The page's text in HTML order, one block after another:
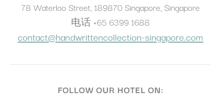
78 Waterloo Street,189870Singapore,Singapore
电话+65 6399 1688
contact@handwrittencollection-singapore.com
FOLLOW OUR HOTEL ON: